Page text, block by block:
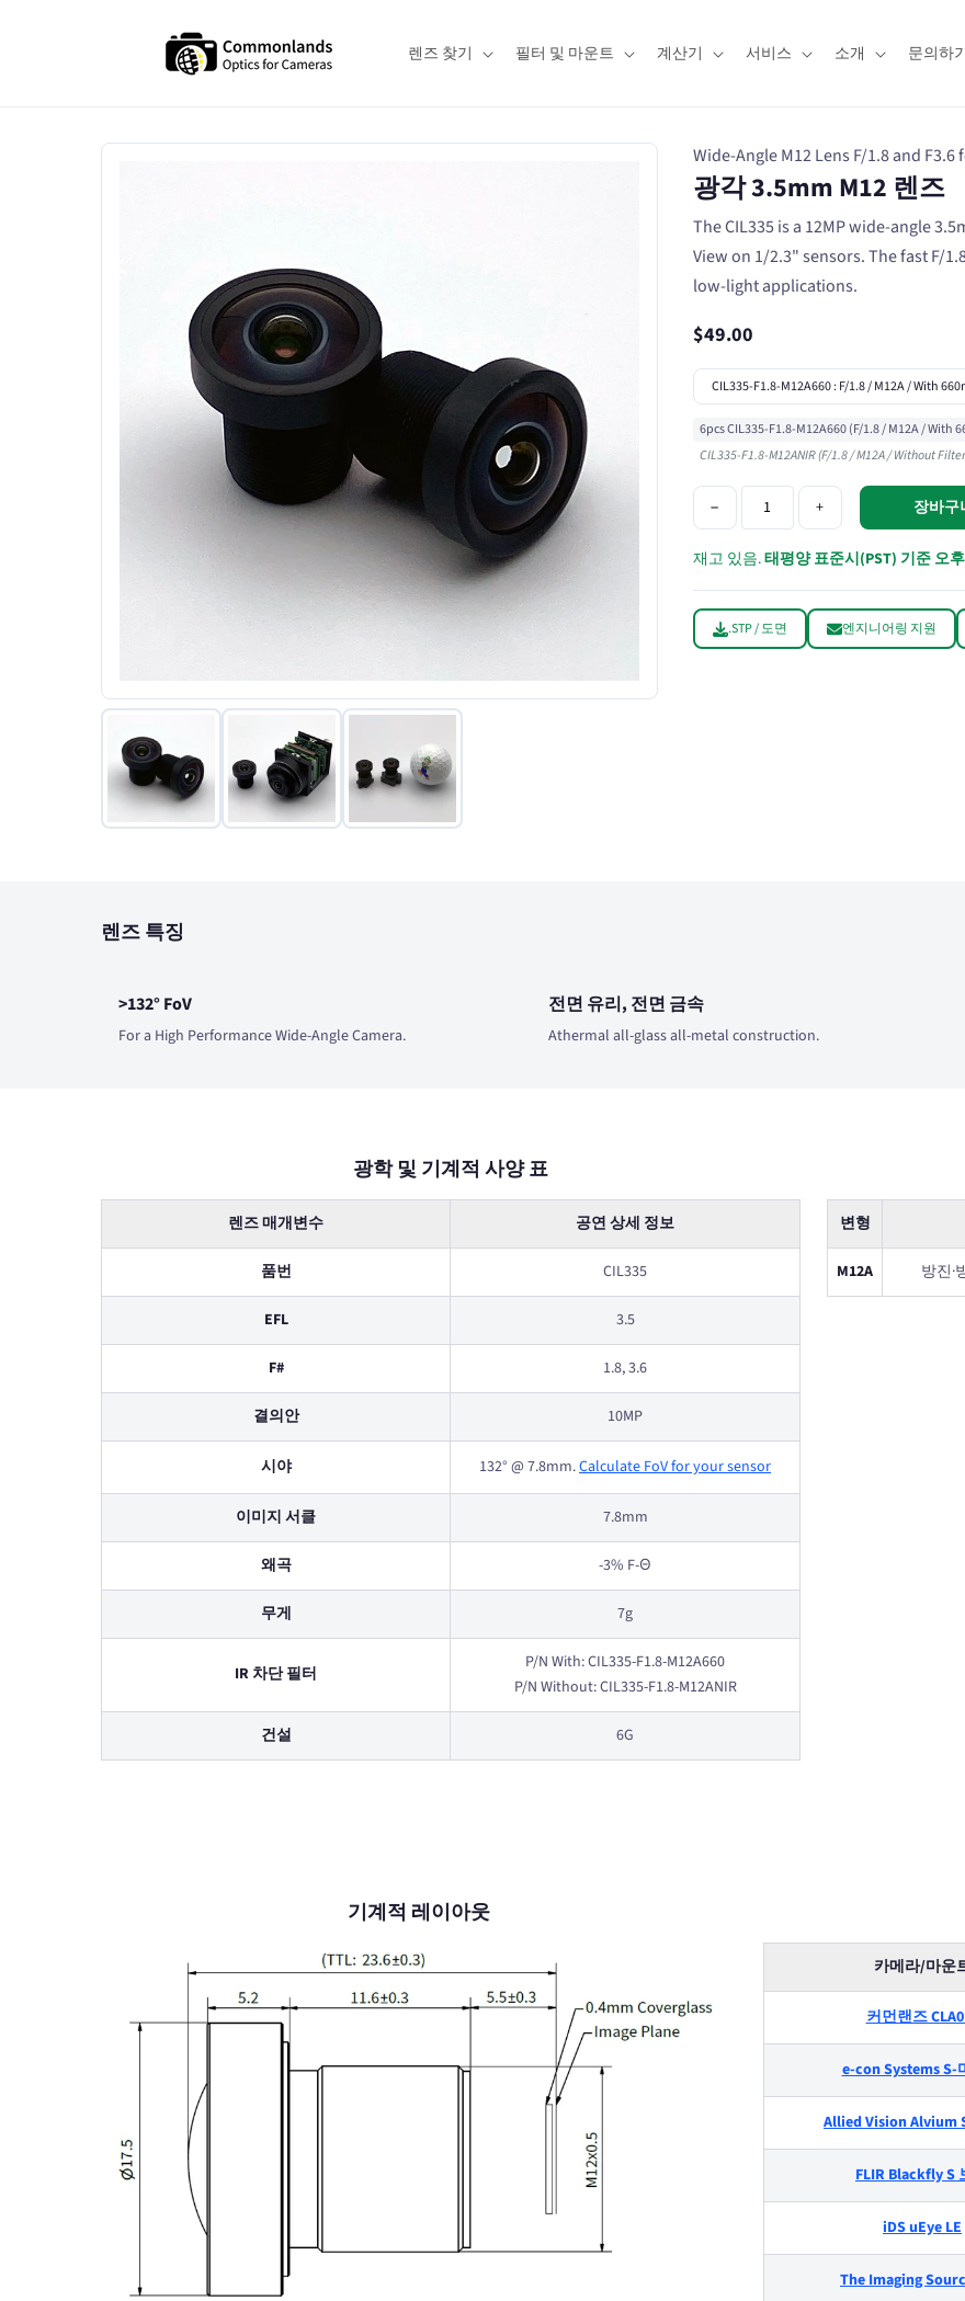
렌즈 찾기 필터 및 마운트 계산기 서비스 소개 문의하
Wide-Angle M12 Lens F/1.8 and
광각 3.5mm M12 렌즈
The CIL335 is a 12MP wide-angle
View on 1/2.3" sensors. The fast F/
low-light applications.
$49.00
6pcs CIL335-F1.8-M12A660 (F/1.8 / M12A / With
CIL335-F1.8-M12ANIR (F/1.8 / M12A / Without
− + 장바구
재고 있음.태평양 표준시(PST) 기준 오후
.STP / 도면 엔지니어링 지원
렌즈 특징
>132° FoV
For a High Performance Wide-Angle Camera.
전면 유리, 전면 금속
Athermal all-glass all-metal construction.
광학 및 기계적 사양 표
렌즈 매개변수 공연 상세 정보
품번 CIL335
EFL 3.5
F# 1.8, 3.6
결의안 10MP
시야 132° @ 7.8mm.Calculate FoV for your sensor
이미지 서클 7.8mm
왜곡 -3% F-Θ
무게 7g
IR 차단 필터
P/N With: CIL335-F1.8-M12A660
P/N Without: CIL335-F1.8-M12ANIR
건설 6G
변형
M12A 방진·
기계적 레이아웃
카메라/마운
커먼랜즈
e-con Systems S-
Allied Vision Alvium
FLIR Blackfly S
iDS uEye LE
The Imaging